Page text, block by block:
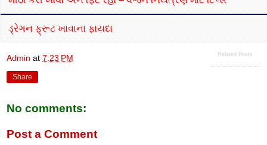
ડ્રેગન ફ્રૂટ ખાવાના ફાયદા
Related Posts
Admin at 7:23 PM
Share
No comments:
Post a Comment